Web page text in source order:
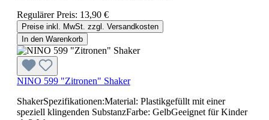
Regulärer Preis: 13,90 €
Preise inkl. MwSt. zzgl. Versandkosten
In den Warenkorb
NINO 599 "Zitronen" Shaker
ShakerSpezifikationen:Material: Plastikgefüllt mit einer
speziell klingenden SubstanzFarbe: GelbGeeignet für Kinder